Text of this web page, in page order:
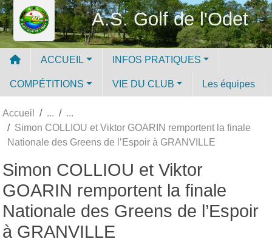
A.S. Golf de l'Odet
ACCUEIL INFOS PRATIQUES
COMPÉTITIONS VIE DU CLUB Les équipes
Accueil
Simon COLLIOU et Viktor GOARIN remportent la finale
Nationale des Greens de l’Espoir à GRANVILLE
Simon COLLIOU et Viktor
GOARIN remportent la finale
Nationale des Greens de l’Espoir
à GRANVILLE
Panneau de gestion des cookies